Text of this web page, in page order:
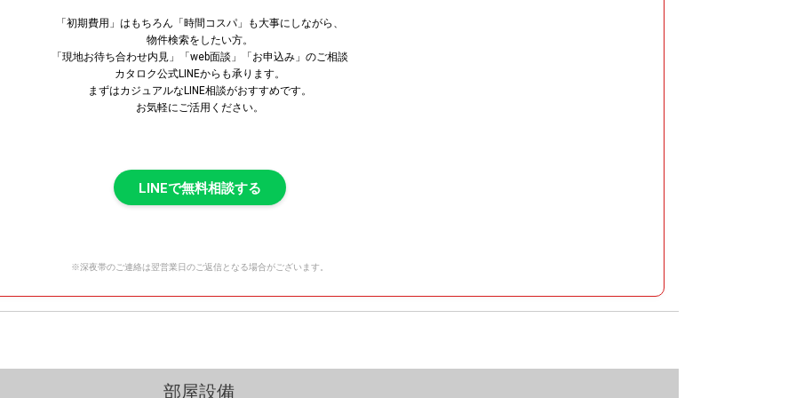
「初期費用」はもちろん「時間コスパ」も大事にしながら、
物件検索をしたい方。
「現地お待ち合わせ内見」「web面談」「お申込み」のご相談
カタロク公式LINEからも承ります。
まずはカジュアルなLINE相談がおすすめです。
お気軽にご活用ください。
LINEで無料相談する
※深夜帯のご連絡は翌営業日のご返信となる場合がございます。
部屋設備